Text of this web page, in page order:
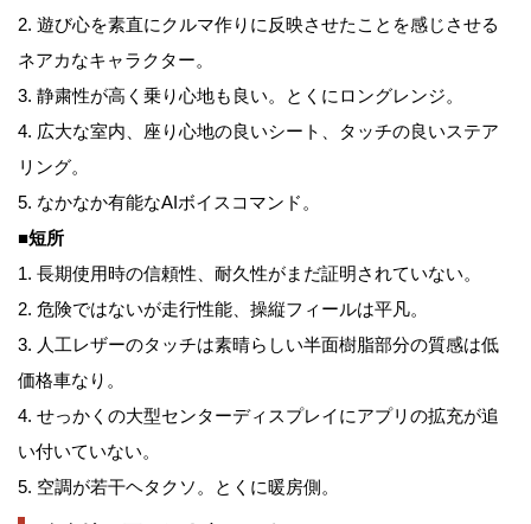
2. 遊び心を素直にクルマ作りに反映させたことを感じさせる
ネアカなキャラクター。
3. 静粛性が高く乗り心地も良い。とくにロングレンジ。
4. 広大な室内、座り心地の良いシート、タッチの良いステア
リング。
5. なかなか有能なAIボイスコマンド。
■短所
1. 長期使用時の信頼性、耐久性がまだ証明されていない。
2. 危険ではないが走行性能、操縦フィールは平凡。
3. 人工レザーのタッチは素晴らしい半面樹脂部分の質感は低
価格車なり。
4. せっかくの大型センターディスプレイにアプリの拡充が追
い付いていない。
5. 空調が若干ヘタクソ。とくに暖房側。